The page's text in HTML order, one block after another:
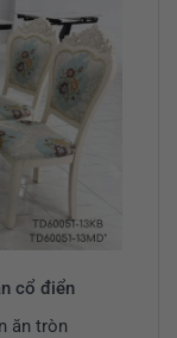
cổ điển
ăn tròn